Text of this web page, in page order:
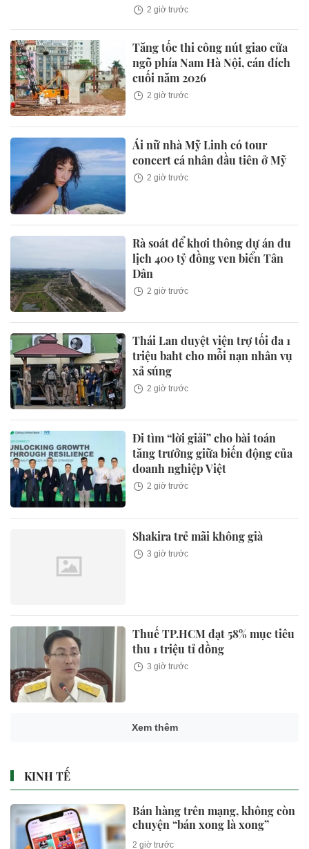
2 giờ trước
Tăng tốc thi công nút giao cửa
ngõ phía Nam Hà Nội, cán đích
cuối năm 2026
2 giờ trước
Ái nữ nhà Mỹ Linh có tour
concert cá nhân đầu tiên ở Mỹ
2 giờ trước
Rà soát để khơi thông dự án du
lịch 400 tỷ đồng ven biển Tân
Dân
2 giờ trước
Thái Lan duyệt viện trợ tối đa 1
triệu baht cho mỗi nạn nhân vụ
xả súng
2 giờ trước
Đi tìm “lời giải” cho bài toán
tăng trưởng giữa biến động của
doanh nghiệp Việt
2 giờ trước
Shakira trẻ mãi không già
3 giờ trước
Thuế TP.HCM đạt 58% mục tiêu
thu 1 triệu tỉ đồng
3 giờ trước
Xem thêm
KINH TẾ
Bán hàng trên mạng, không còn
chuyện “bán xong là xong”
2 giờ trước